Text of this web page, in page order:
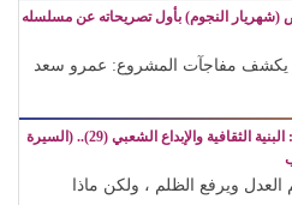
النجوم) بأول تصريحاته عن مسلسله
يكشف مفاجآت المشروع: عمرو سعد
كمال زغلول يكتب: البنية الثقافية والإبداع الشعبي (29).. (السيرة
ويرفع الظلم ، ولكن ماذا